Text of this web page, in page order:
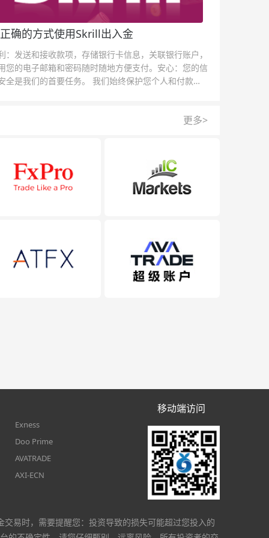
确的方式使用Skrill出入金
：发送和接收款项，存储银行卡信息，关联银行账户，
您的电子邮箱和密码随时随地方便支付。安心：您的信
全是我们的首要任务。 我们始终保护您个人和付款信
更多>
Exness
Doo Prime
AVATRADE
AXI-ECN
移动端访问
易时，需要提醒您：投资导致的损失可能超过您投入的